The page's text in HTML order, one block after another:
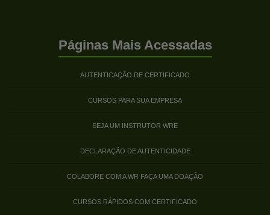
Páginas Mais Acessadas
AUTENTICAÇÃO DE CERTIFICADO
CURSOS PARA SUA EMPRESA
SEJA UM INSTRUTOR WRE
DECLARAÇÃO DE AUTENTICIDADE
COLABORE COM A WR FAÇA UMA DOAÇÃO
CURSOS RÁPIDOS COM CERTIFICADO